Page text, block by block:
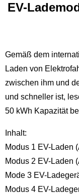
EV-
Gemäß dem
Laden von
zwischen ihm und
und schneller ist,
50 kWh Kapazität
Inhalt:
Modus 1 EV-Laden
Modus 2 EV-Laden
Mode 3 EV-
Modus 4 EV-